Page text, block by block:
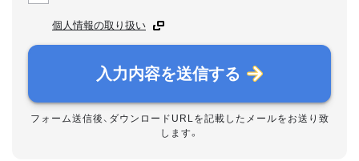
個人情報の取り扱い
入力内容を送信する
フォーム送信後、ダウンロードURLを記載したメールをお送り致
します。